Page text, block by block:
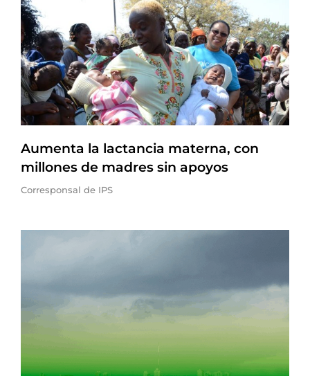
Aumenta la lactancia materna, con
millones de madres sin apoyos
Corresponsal de IPS